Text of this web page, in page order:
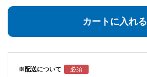
カートに入れる
※配送について